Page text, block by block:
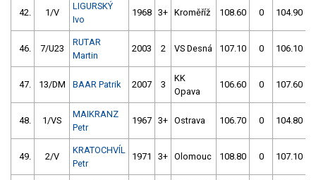
42. 1/V
LIGURSKÝ
Ivo
1968 3+ Kroměříž 108.60 0 104.90
46. 7/U23
RUTAR
Martin
2003 2 VS Desná 107.10 0 106.10
47. 13/DM BAAR Patrik 2007 3
KK
Opava
106.60 0 107.60
48. 1/VS
MAIKRANZ
Petr
1967 3+ Ostrava 106.70 0 104.80
49. 2/V
KRATOCHVÍL
Petr
1971 3+ Olomouc 108.80 0 107.10